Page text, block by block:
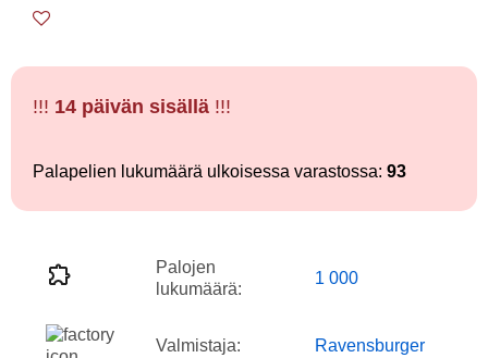
!!! 14 päivän sisällä !!!
Palapelien lukumäärä ulkoisessa varastossa: 93
Palojen
lukumäärä:
1 000
Valmistaja: Ravensburger